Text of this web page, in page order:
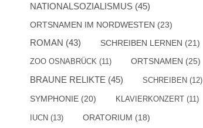
NATIONALSOZIALISMUS (45)
ORTSNAMEN IM NORDWESTEN (23)
ROMAN (43) SCHREIBEN LERNEN (21)
ZOO OSNABRÜCK (11) ORTSNAMEN (25)
BRAUNE RELIKTE (45) SCHREIBEN (12)
SYMPHONIE (20) KLAVIERKONZERT (11)
IUCN (13) ORATORIUM (18)